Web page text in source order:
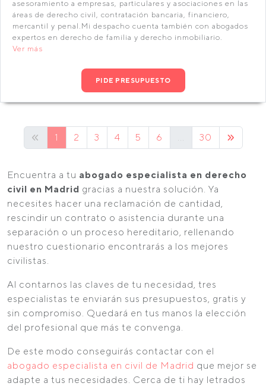
asesoramiento a empresas, particulares y asociaciones en las
áreas de derecho civil, contratación bancaria, financiero,
mercantil y penal.Mi despacho cuenta también con abogados
expertos en derecho de familia y derecho inmobiliario.
Ver más
PIDE PRESUPUESTO
1 2 3 4 5 6 ... 30
Encuentra a tu abogado especialista en derecho
civil en Madrid gracias a nuestra solución. Ya
necesites hacer una reclamación de cantidad,
rescindir un contrato o asistencia durante una
separación o un proceso hereditario, rellenando
nuestro cuestionario encontrarás a los mejores
civilistas.
Al contarnos las claves de tu necesidad, tres
especialistas te enviarán sus presupuestos, gratis y
sin compromiso. Quedará en tus manos la elección
del profesional que más te convenga.
De este modo conseguirás contactar con el
abogado especialista en civil de Madrid que mejor se
adapte a tus necesidades. Cerca de ti hay letrados